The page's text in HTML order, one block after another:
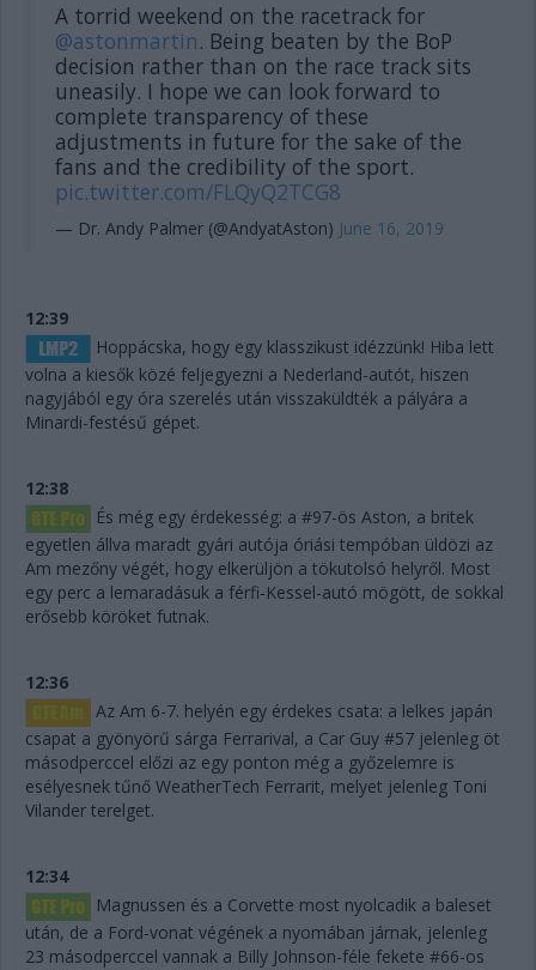
A torrid weekend on the racetrack for
@astonmartin. Being beaten by the BoP
decision rather than on the race track sits
uneasily. I hope we can look forward to
complete transparency of these
adjustments in future for the sake of the
fans and the credibility of the sport.
pic.twitter.com/FLQyQ2TCG8
— Dr. Andy Palmer (@AndyatAston) June 16, 2019
12:39
Hoppácska, hogy egy klasszikust idézzünk! Hiba lett
volna a kiesők közé feljegyezni a Nederland-autót, hiszen
nagyjából egy óra szerelés után visszaküldték a pályára a
Minardi-festésű gépet.
12:38
És még egy érdekesség: a #97-ös Aston, a britek
egyetlen állva maradt gyári autója óriási tempóban üldözi az
Am mezőny végét, hogy elkerüljön a tökutolsó helyről. Most
egy perc a lemaradásuk a férfi-Kessel-autó mögött, de sokkal
erősebb köröket futnak.
12:36
Az Am 6-7. helyén egy érdekes csata: a lelkes japán
csapat a gyönyörű sárga Ferrarival, a Car Guy #57 jelenleg öt
másodperccel előzi az egy ponton még a győzelemre is
esélyesnek tűnő WeatherTech Ferrarit, melyet jelenleg Toni
Vilander terelget.
12:34
Magnussen és a Corvette most nyolcadik a baleset
után, de a Ford-vonat végének a nyomában járnak, jelenleg
23 másodperccel vannak a Billy Johnson-féle fekete #66-os